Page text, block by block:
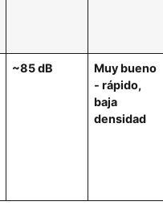
~85 dB
Muy bueno
- rápido,
baja
densidad